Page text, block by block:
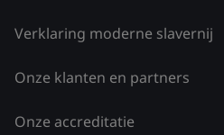
Verklaring moderne slavernij
Onze klanten en partners
Onze accreditatie